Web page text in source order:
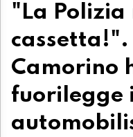
"La Polizia
Camorino
fuorilegge